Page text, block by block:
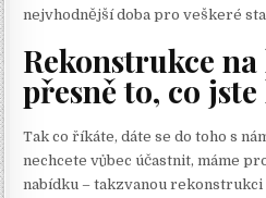
nejvhodnější doba pro veškeré
Rekonstrukce
přesně to, co
Tak co říkáte, dáte se do toho s
nechcete vůbec účastnit, máme
nabídku – takzvanou